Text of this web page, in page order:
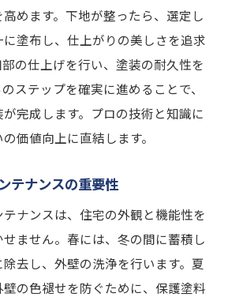
ら学ぶ外構工事の効果
活かしたデザインの事例
メンテナンス性の高い施工
値を維持するための具体策
壁と外構のリフォーム計画
維持するための定期点検
高めるための最新トレンドの導
産価値向上を考えたリノベーシ
めます。下地が整ったら、選定し
塗布し、仕上がりの美しさを追求
の仕上げを行い、塗装の耐久性を
ステップを確実に進めることで、
完成します。プロの技術と知識に
価値向上に直結します。
テナンスの重要性
ナンスは、住宅の外観と機能性を
ません。春には、冬の間に蓄積し
去し、外壁の洗浄を行います。夏
の色褪せを防ぐために、保護塗料